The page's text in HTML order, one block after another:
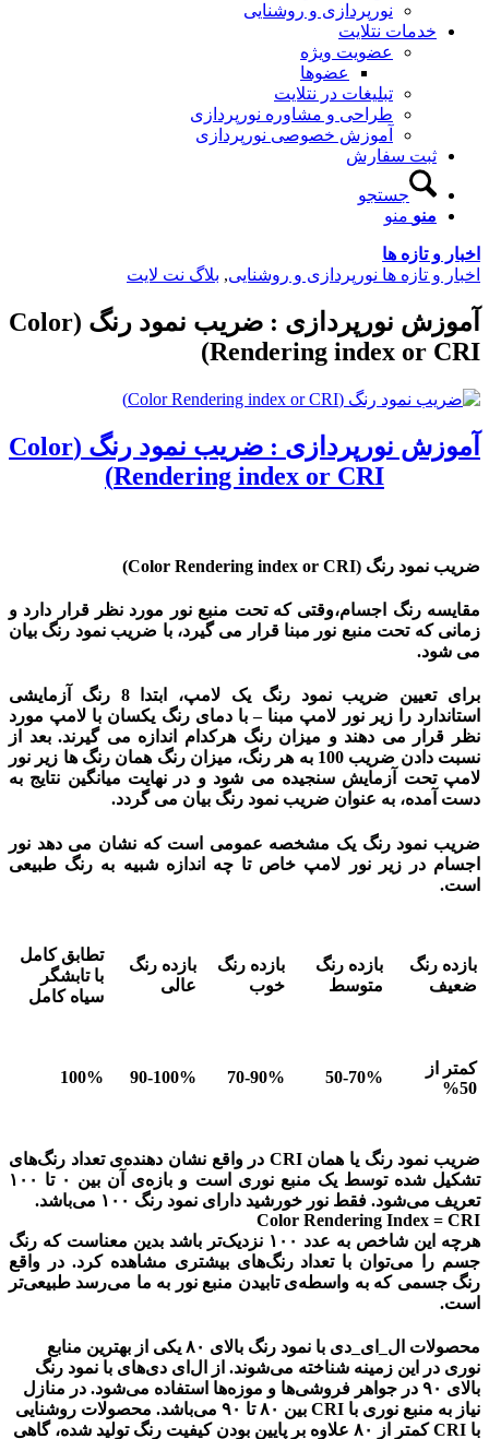
نورپردازی و روشنایی
خدمات نتلایت
عضویت ویژه
عضوها
تبلیغات در نتلایت
طراحی و مشاوره نورپردازی
آموزش خصوصی نورپردازی
ثبت سفارش
جستجو
منو منو
اخبار و تازه ها
اخبار و تازه ها نورپردازی و روشنایی, بلاگ نت لایت
آموزش نورپردازی : ضریب نمود رنگ (Color
Rendering index or CRI)
آموزش نورپردازی : ضریب نمود رنگ (Color
Rendering index or CRI)
ضریب نمود رنگ (Color Rendering index or CRI)
مقایسه رنگ اجسام،وقتی که تحت منبع نور مورد نظر قرار دارد و
زمانی که تحت منبع نور مبنا قرار می گیرد، با ضریب نمود رنگ بیان
می شود.
برای تعیین ضریب نمود رنگ یک لامپ، ابتدا 8 رنگ آزمایشی
استاندارد را زیر نور لامپ مبنا–با دمای رنگ یکسان با لامپ مورد
نظر قرار می دهند و میزان رنگ هرکدام اندازه می گیرند. بعد از
نسبت دادن ضریب 100 به هر رنگ، میزان رنگ همان رنگ ها زیر نور
لامپ تحت آزمایش سنجیده می شود و در نهایت میانگین نتایج به
دست آمده، به عنوان ضریب نمود رنگ بیان می گردد.
ضریب نمود رنگ یک مشخصه عمومی است که نشان می دهد نور
اجسام در زیر نور لامپ خاص تا چه اندازه شبیه به رنگ طبیعی
است.
بازده رنگ
ضعیف
بازده رنگ
متوسط
بازده رنگ
خوب
بازده رنگ
عالی
تطابق کامل
با تابشگر
سیاه کامل
کمتر از
50%
50-70%
70-90%
90-100%
100%
ضریب نمود رنگ یا همان CRI در واقع نشان دهنده‌ی تعداد رنگ‌های
تشکیل شده توسط یک منبع نوری است و بازه‌ی آن بین ۰ تا ۱۰۰
تعریف می‌شود. فقط نور خورشید دارای نمود رنگ ۱۰۰ می‌باشد.
Color Rendering Index = CRI
هرچه این شاخص به عدد ۱۰۰ نزدیک‌تر باشد بدین معناست که رنگ
جسم را می‌توان با تعداد رنگ‌های بیشتری مشاهده کرد. در واقع
رنگ جسمی که به واسطه‌ی تابیدن منبع نور به ما می‌رسد طبیعی‌تر
است.
محصولات ال_ای_دی با نمود رنگ بالای ۸۰ یکی از بهترین منابع
نوری در این زمینه شناخته می‌شوند. از ال‌ای دی‌های با نمود رنگ
بالای ۹۰ در جواهر فروشی‌ها و موزه‌ها استفاده می‌شود. در منازل
نیاز به منبع نوری با CRI بین ۸۰ تا ۹۰ می‌باشد. محصولات روشنایی
با CRI کمتر از ۸۰ علاوه بر پایین بودن کیفیت رنگ تولید شده، گاهی